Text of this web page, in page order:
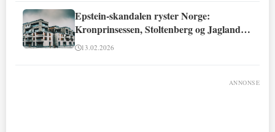
Epstein-skandalen ryster Norge:
Kronprinsessen, Stoltenberg og Jagland
involvert
13.02.2026
ANNONSE